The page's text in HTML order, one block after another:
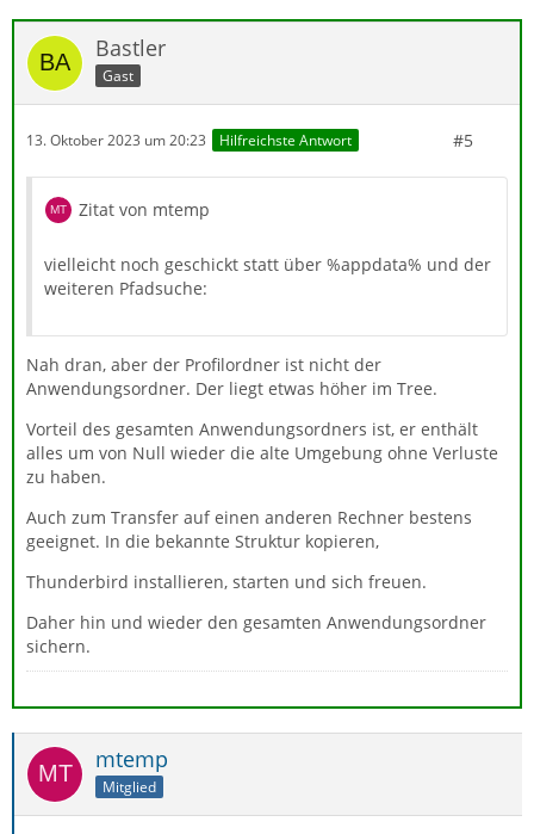
Bastler
Gast
13. Oktober 2023 um 20:23 Hilfreichste Antwort #5
Zitat von mtemp
vielleicht noch geschickt statt über %appdata% und der
weiteren Pfadsuche:
Nah dran, aber der Profilordner ist nicht der
Anwendungsordner. Der liegt etwas höher im Tree.
Vorteil des gesamten Anwendungsordners ist, er enthält
alles um von Null wieder die alte Umgebung ohne Verluste
zu haben.
Auch zum Transfer auf einen anderen Rechner bestens
geeignet. In die bekannte Struktur kopieren,
Thunderbird installieren, starten und sich freuen.
Daher hin und wieder den gesamten Anwendungsordner
sichern.
mtemp
Mitglied